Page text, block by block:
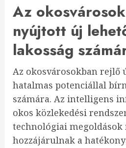
Az
nyújtott új
lakosság
Az okosvárosokban rejlő
hatalmas potenciállal
számára. Az intelligens
okos közlekedési
technológiai megoldások
hozzájárulnak a